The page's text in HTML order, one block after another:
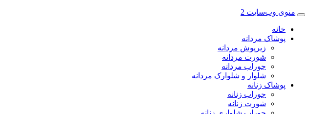
منوی وب‌سایت 2
خانه
پوشاک مردانه
زیرپوش مردانه
شورت مردانه
جوراب مردانه
شلوار و شلوارک مردانه
پوشاک زنانه
جوراب زنانه
شورت زنانه